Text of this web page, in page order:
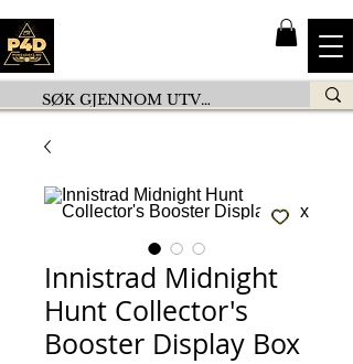
Innistrad Midnight
Hunt Collector's
Booster Display Box